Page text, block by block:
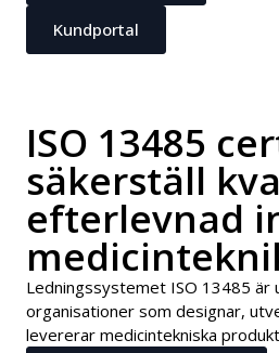
Kundportal
ISO 13485
säkerställ
efterlevnad
Ledningssystemet ISO 13485 är
organisationer som designar,
levererar medicintekniska